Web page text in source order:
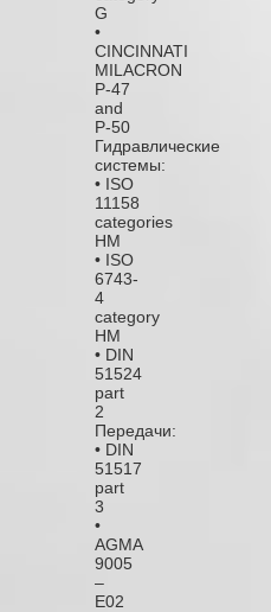
G
•
CINCINNATI
MILACRON
P-47
and
P-50
Гидравлические
системы:
• ISO
11158
categories
HM
• ISO
6743-
4
category
HM
• DIN
51524
part
2
Передачи:
• DIN
51517
part
3
•
AGMA
9005
–
E02